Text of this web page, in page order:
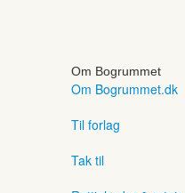
Om Bogrummet
Om Bogrummet.dk
Til forlag
Tak til